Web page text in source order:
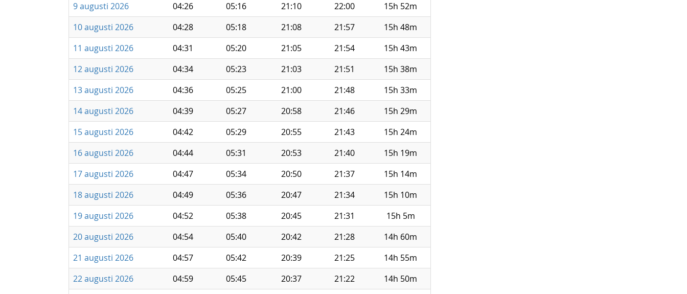
9 augusti 2026
04:26 05:16 21:10 22:00
15h 52m
10 augusti 2026
04:28 05:18 21:08 21:57
15h 48m
11 augusti 2026
04:31 05:20 21:05 21:54
15h 43m
12 augusti 2026
04:34 05:23 21:03 21:51
15h 38m
13 augusti 2026
04:36 05:25 21:00 21:48
15h 33m
14 augusti 2026
04:39 05:27 20:58 21:46
15h 29m
15 augusti 2026
04:42 05:29 20:55 21:43
15h 24m
16 augusti 2026
04:44 05:31 20:53 21:40
15h 19m
17 augusti 2026
04:47 05:34 20:50 21:37
15h 14m
18 augusti 2026
04:49 05:36 20:47 21:34
15h 10m
19 augusti 2026
04:52 05:38 20:45 21:31
15h 5m
20 augusti 2026
04:54 05:40 20:42 21:28
14h 60m
21 augusti 2026
04:57 05:42 20:39 21:25
14h 55m
22 augusti 2026
04:59 05:45 20:37 21:22
14h 50m